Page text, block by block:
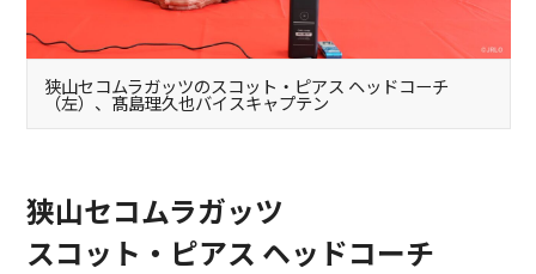
狭山セコムラガッツのスコット・ピアス ヘッドコーチ
（左）、髙島理久也バイスキャプテン
狭山セコムラガッツ
スコット・ピアス ヘッドコーチ